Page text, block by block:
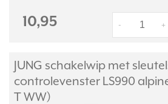
10,95 +
-
JUNG schakelwip met
controlevenster LS990
T WW)